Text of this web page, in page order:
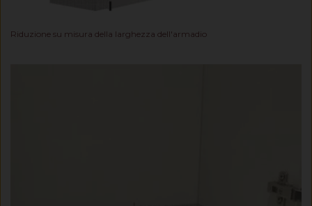
Riduzione su misura della larghezza dell'armadio